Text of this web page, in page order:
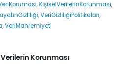
,KişiselVerilerinKorunması,
,VeriGizliliğiPolitikaları,
,VeriMahremiyeti
Korunması